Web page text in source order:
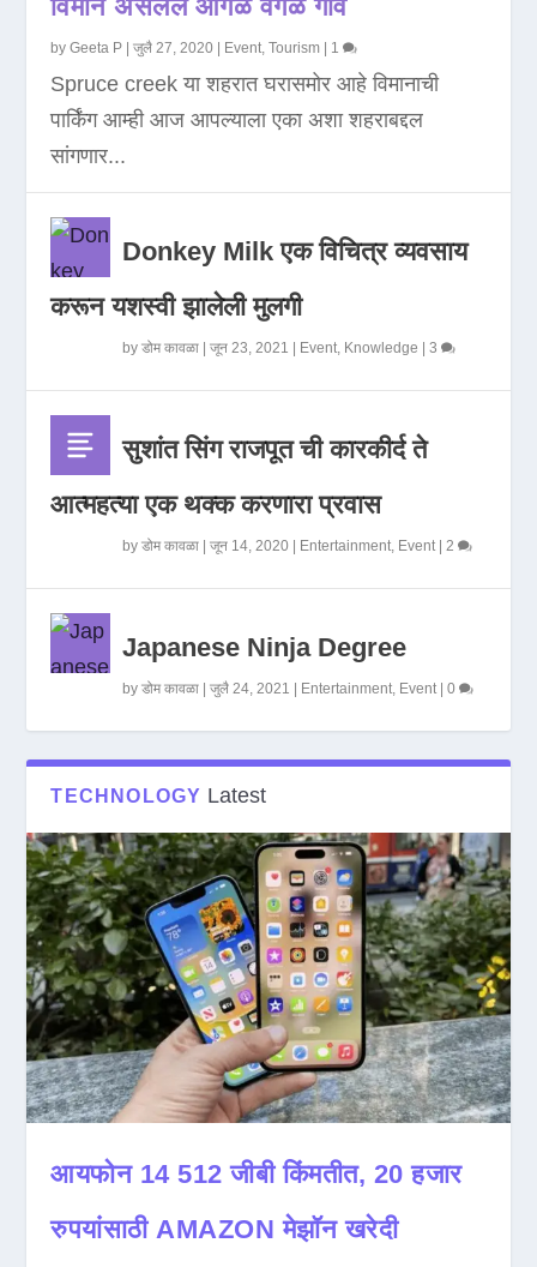
विमान असलेले आगळे वेगळे गांव
byGeeta P |जुलै 27, 2020 Event,Tourism 1
Spruce creek या शहरात घरासमोर आहे विमानाची
पार्किंग आम्ही आज आपल्याला एका अशा शहराबद्दल
सांगणार...
Donkey Milk एक विचित्र व्यवसाय
करून यशस्वी झालेली मुलगी
byडोम कावळा |जून 23, 2021 Event, Knowledge |3
सुशांत सिंग राजपूत ची कारकीर्द ते
आत्महत्या एक थक्क करणारा प्रवास
byडोम कावळा |जून 14, 2020 Entertainment, Event|2
Japanese Ninja Degree
byडोम कावळा |जुलै 24, 2021 Entertainment, Event|0
TECHNOLOGY Latest
आयफोन 14 512 जीबी किंमतीत, 20 हजार
रुपयांसाठी AMAZON मेझॉन खरेदी